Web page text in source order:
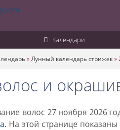
Календари
»Лунный календарь стрижек»
и
волос 27 ноября 2026
. На этой странице